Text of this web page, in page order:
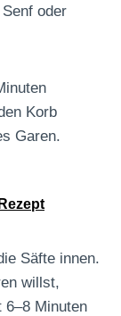
oder
Korb
Garen.
Säfte innen.
willst,
6–8 Minuten